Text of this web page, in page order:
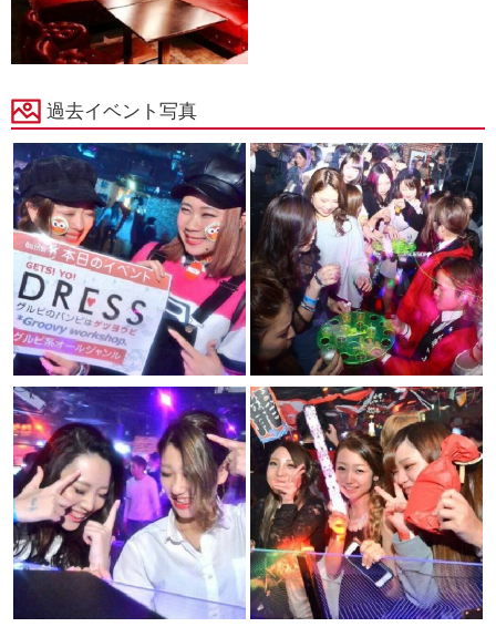
過去イベント写真